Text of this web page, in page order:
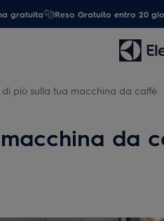
gratuita Reso Gratuito entro 20
di più sulla tua macchina da caffè
da